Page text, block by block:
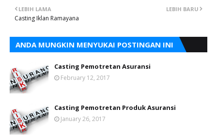
LEBIH BARU
LEBIH LAMA
Casting Iklan Ramayana
ANDA MUNGKIN MENYUKAI POSTINGAN INI
Casting Pemotretan Asuransi
February 12, 2017
Casting Pemotretan Produk Asuransi
January 26, 2017